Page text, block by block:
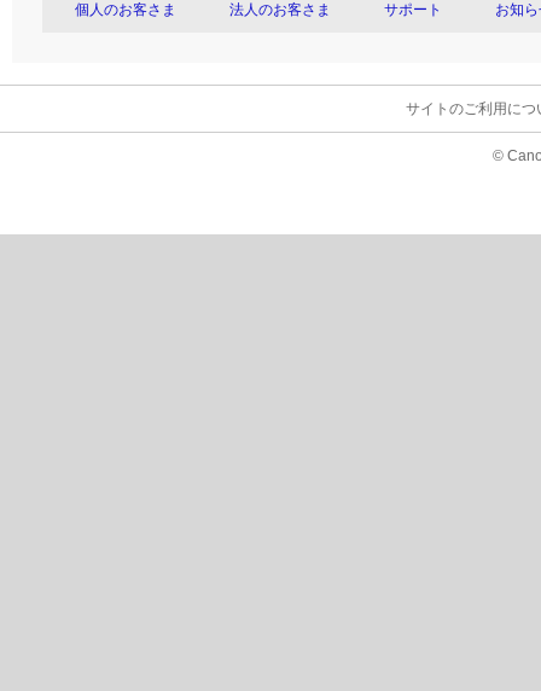
個人のお客さま 法人のお客さま サポート お知
サイトのご利用につ
©